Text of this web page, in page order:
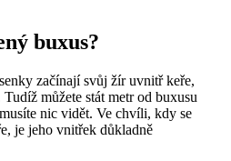
buxus?
začínají svůj žír uvnitř keře,
můžete stát metr od buxusu
nic vidět. Ve chvíli, kdy se
je jeho vnitřek důkladně